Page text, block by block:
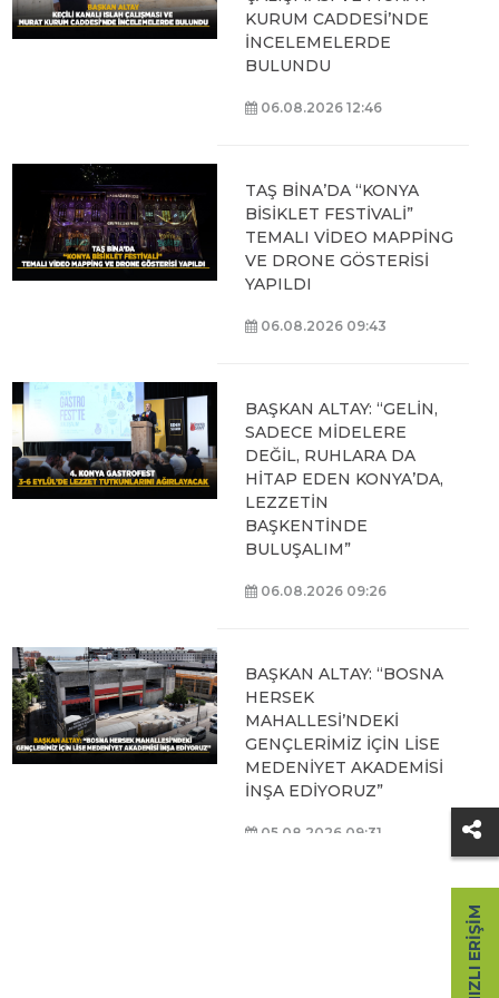
KURUM CADDESİ’NDE
İNCELEMELERDE
BULUNDU
06.08.2026 12:46
TAŞ BİNA’DA “KONYA
BİSİKLET FESTİVALİ”
TEMALI VİDEO MAPPİNG
VE DRONE GÖSTERİSİ
YAPILDI
06.08.2026 09:43
BAŞKAN ALTAY: “GELİN,
SADECE MİDELERE
DEĞİL, RUHLARA DA
HİTAP EDEN KONYA’DA,
LEZZETİN
BAŞKENTİNDE
BULUŞALIM”
06.08.2026 09:26
BAŞKAN ALTAY: “BOSNA
HERSEK
MAHALLESİ’NDEKİ
GENÇLERİMİZ İÇİN LİSE
MEDENİYET AKADEMİSİ
İNŞA EDİYORUZ”
05.08.2026 09:31
HIZLI ERIŞIM